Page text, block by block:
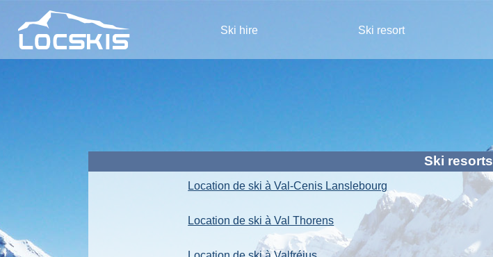
Ski hire Ski resort
Ski resorts
Location de ski à Val-Cenis Lanslebourg
Location de ski à Val Thorens